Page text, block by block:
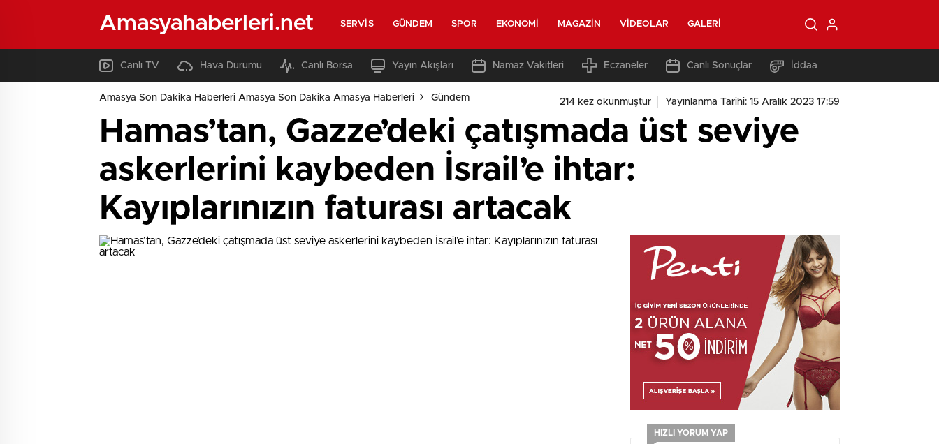
Amasyahaberleri.net SERVIS GÜNDEM SPOR EKONOMI MAGAZIN VIDEOLAR GALERI
Canlı TV Hava Durumu Canlı Borsa Yayın Akışları Namaz Vakitleri Eczaneler Canlı Sonuçlar İddaa
Amasya Son Dakika Haberleri Amasya Son Dakika Amasya Haberleri Gündem 214 kez okunmuştur Yayınlanma Tarihi: 15 Aralık 2023 17:59
Hamas’tan, Gazze’deki çatışmada üst seviye
askerlerini kaybeden İsrail’e ihtar:
Kayıplarınızın faturası artacak
HIZLI YORUM YAP